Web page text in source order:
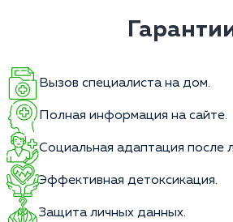
Вызов специалиста на дом.
Полная информация на сайте.
Социальная адаптация после
Эффективная детоксикация.
Защита личных данных.